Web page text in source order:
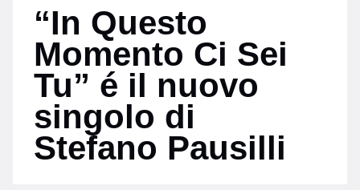
“In Questo
Momento Ci Sei
Tu” é il nuovo
singolo di
Stefano Pausilli